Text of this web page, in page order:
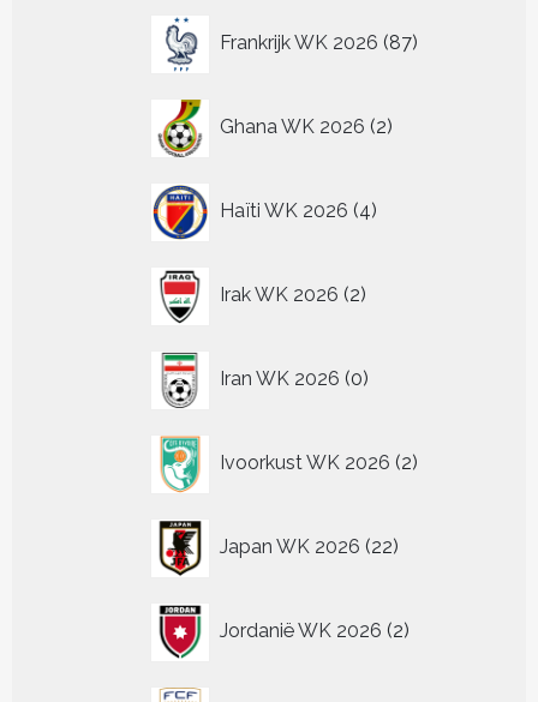
Frankrijk WK 2026 87
producten
Ghana WK 2026 2
producten
Haïti WK 2026 4
producten
Irak WK 2026 2
producten
Iran WK 2026 0
producten
Ivoorkust WK 2026 2
producten
Japan WK 2026 22
producten
Jordanië WK 2026 2
producten